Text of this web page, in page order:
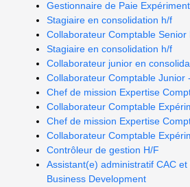
Gestionnaire de Paie
Stagiaire en consolidation h/f
Collaborateur Comptable Senior
Stagiaire en consolidation h/f
Collaborateur junior en
Collaborateur Comptable Junior
Chef de mission Expertise
Collaborateur Comptable
Chef de mission Expertise
Collaborateur Comptable
Contrôleur de gestion H/F
Assistant(e) administratif CAC
Business Development